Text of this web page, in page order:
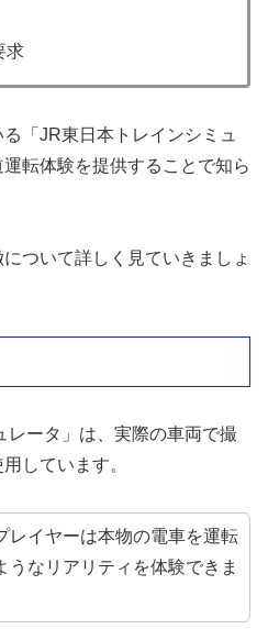
求
「JR東日本トレインシミュ
転体験を提供することで知ら
ついて詳しく見ていきましょ
レータ」は、実際の車両で撮
しています。
レイヤーは本物の電車を運転
うなリアリティを体験できま